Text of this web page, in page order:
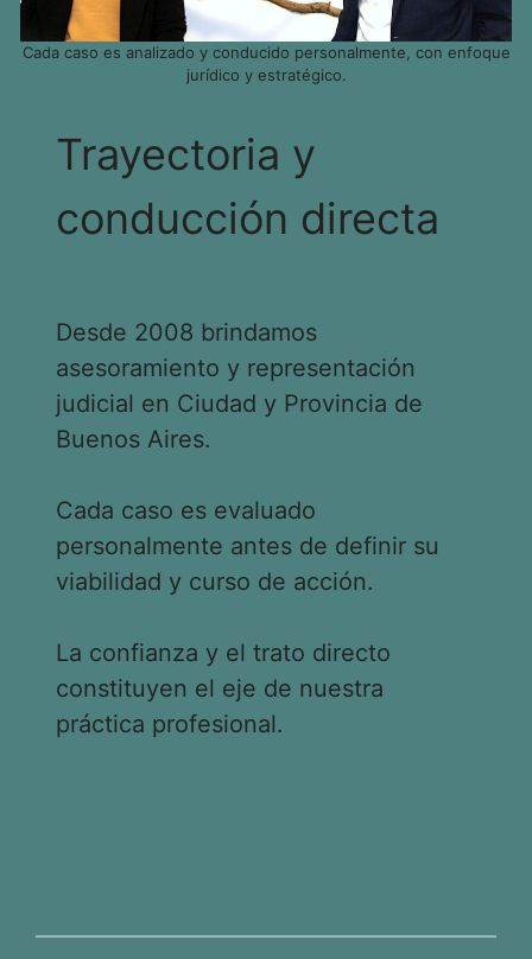
Cada caso es analizado y conducido personalmente, con enfoque
jurídico y estratégico.
Trayectoria y
conducción directa
Desde 2008 brindamos
asesoramiento y representación
judicial en Ciudad y Provincia de
Buenos Aires.
Cada caso es evaluado
personalmente antes de definir su
viabilidad y curso de acción.
La confianza y el trato directo
constituyen el eje de nuestra
práctica profesional.